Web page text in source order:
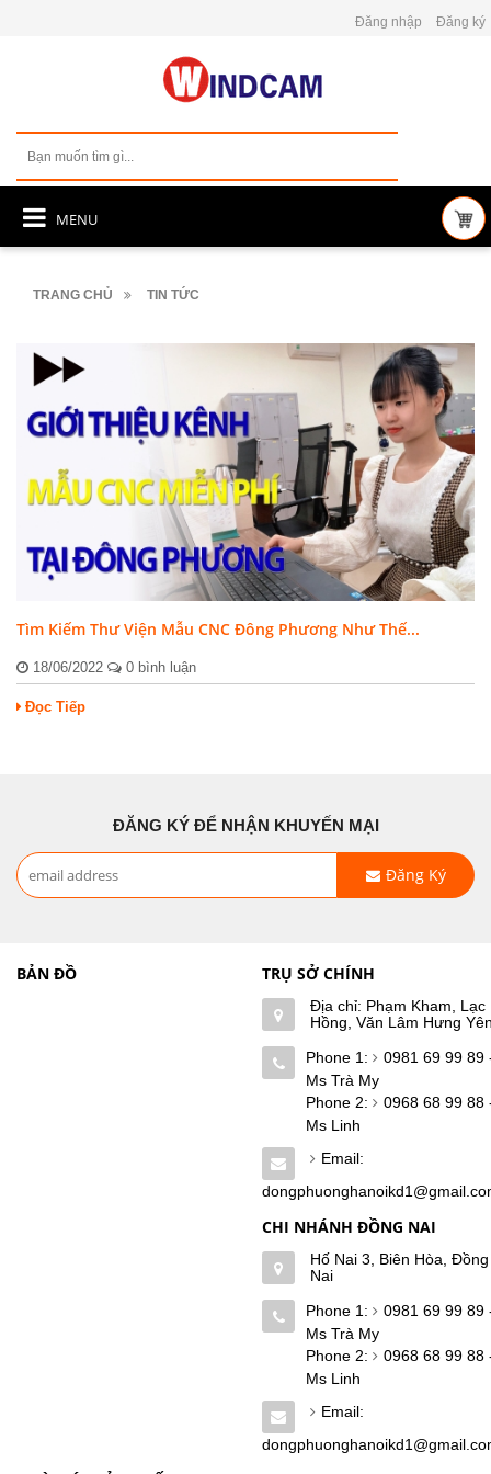
Đăng nhập Đăng ký
MENU
TRANG CHỦ TIN TỨC
Tìm Kiếm Thư Viện Mẫu CNC Đông Phương Như Thế...
18/06/2022 0 bình luận
Đọc Tiếp
ĐĂNG KÝ ĐỂ NHẬN KHUYẾN MẠI
Đăng Ký
BẢN ĐỒ TRỤ SỞ CHÍNH
Địa chỉ: Phạm Kham, Lạc
Hồng, Văn Lâm Hưng
Phone 1:
0981 69 99 89
Ms Trà My
Phone 2:
0968 68 99 88
Ms Linh
Email:
CHI NHÁNH ĐỒNG NAI
Hố Nai 3, Biên Hòa, Đồng
Nai
Phone 1:
0981 69 99 89
Ms Trà My
Phone 2:
0968 68 99 88
Ms Linh
Email: